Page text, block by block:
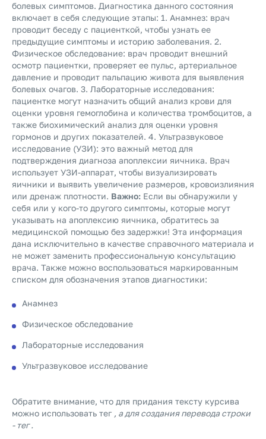
болевых симптомов. Диагностика данного состояния
включает в себя следующие этапы: 1. Анамнез: врач
проводит беседу с пациенткой, чтобы узнать ее
предыдущие симптомы и историю заболевания. 2.
Физическое обследование: врач проводит внешний
осмотр пациентки, проверяет ее пульс, артериальное
давление и проводит пальпацию живота для выявления
болевых очагов. 3. Лабораторные исследования:
пациентке могут назначить общий анализ крови для
оценки уровня гемоглобина и количества тромбоцитов, а
также биохимический анализ для оценки уровня
гормонов и других показателей. 4. Ультразвуковое
исследование (УЗИ): это важный метод для
подтверждения диагноза апоплексии яичника. Врач
использует УЗИ-аппарат, чтобы визуализировать
яичники и выявить увеличение размеров, кровоизлияния
или дренаж плотности. Важно: Если вы обнаружили у
себя или у кого-то другого симптомы, которые могут
указывать на апоплексию яичника, обратитесь за
медицинской помощью без задержки! Эта информация
дана исключительно в качестве справочного материала и
не может заменить профессиональную консультацию
врача. Также можно воспользоваться маркированным
списком для обозначения этапов диагностики:
Анамнез
Физическое обследование
Лабораторные исследования
Ультразвуковое исследование
Обратите внимание, что для придания тексту курсива
можно использовать тег , а для создания перевода строки
- тег.